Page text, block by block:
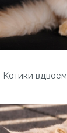
Котики вдвоем